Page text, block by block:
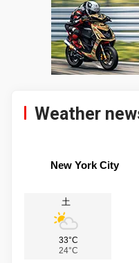
Weather
New York City
土
33°C
24°C